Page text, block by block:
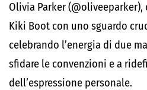
Olivia Parker
Kiki Boot con uno sguardo
celebrando l’energia di due
sfidare le convenzioni e a
dell’espressione personale.